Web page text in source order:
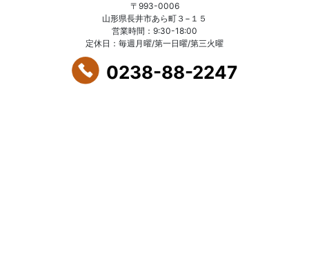
〒993-0006
山形県長井市あら町３−１５
営業時間：9:30-18:00
定休日：毎週月曜/第一日曜/第三火曜
0238-88-2247